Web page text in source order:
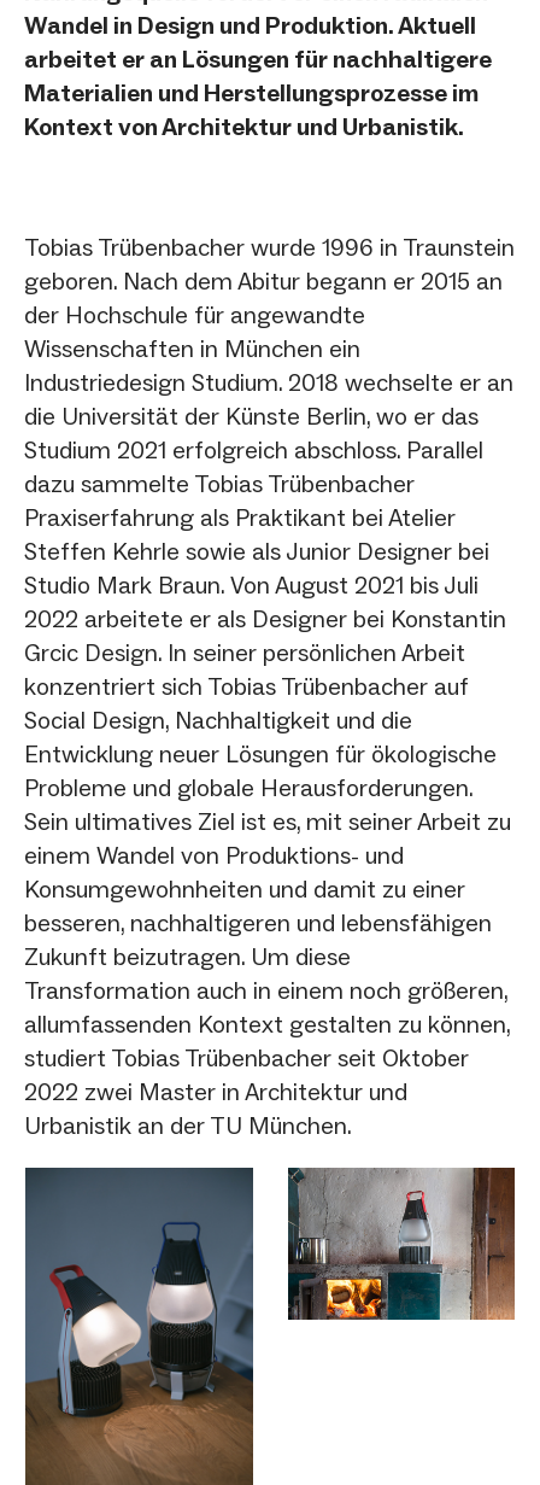
Wandel in Design und Produktion. Aktuell
arbeitet er an Lösungen für nachhaltigere
Materialien und Herstellungsprozesse im
Kontext von Architektur und Urbanistik.
Tobias Trübenbacher wurde 1996 in Traunstein
geboren. Nach dem Abitur begann er 2015 an
der Hochschule für angewandte
Wissenschaften in München ein
Industriedesign Studium. 2018 wechselte er an
die Universität der Künste Berlin, wo er das
Studium 2021 erfolgreich abschloss. Parallel
dazu sammelte Tobias Trübenbacher
Praxiserfahrung als Praktikant bei Atelier
Steffen Kehrle sowie als Junior Designer bei
Studio Mark Braun. Von August 2021 bis Juli
2022 arbeitete er als Designer bei Konstantin
Grcic Design. In seiner persönlichen Arbeit
konzentriert sich Tobias Trübenbacher auf
Social Design, Nachhaltigkeit und die
Entwicklung neuer Lösungen für ökologische
Probleme und globale Herausforderungen.
Sein ultimatives Ziel ist es, mit seiner Arbeit zu
einem Wandel von Produktions- und
Konsumgewohnheiten und damit zu einer
besseren, nachhaltigeren und lebensfähigen
Zukunft beizutragen. Um diese
Transformation auch in einem noch größeren,
allumfassenden Kontext gestalten zu können,
studiert Tobias Trübenbacher seit Oktober
2022 zwei Master in Architektur und
Urbanistik an der TU München.